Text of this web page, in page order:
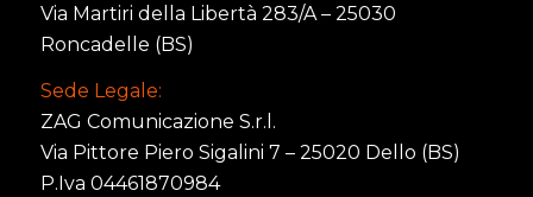
Via Martiri della Libertà 283/A – 25030
Roncadelle (BS)
Sede Legale:
ZAG Comunicazione S.r.l.
Via Pittore Piero Sigalini 7 – 25020 Dello (BS)
P.Iva 04461870984